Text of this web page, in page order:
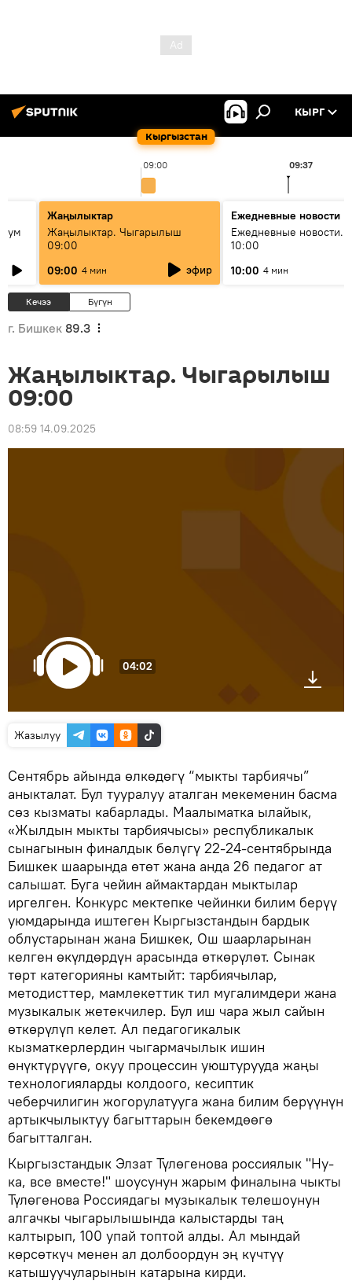
Кыргызстан
КЫРГ
09:00 09:37
Жаңылыктар
Жаңылыктар. Чыгарылыш
09:00
09:00 4 мин эфир
Ежедневные новости
Ежедневные новости.
10:00
10:00 4 мин
Кечээ Бүгүн
г. Бишкек 89.3
Жаңылыктар. Чыгарылыш
09:00
08:59 14.09.2025
04:02
Жазылуу
Сентябрь айында өлкөдөгү “мыкты тарбиячы”
аныкталат. Бул тууралуу аталган мекеменин басма
сөз кызматы кабарлады. Маалыматка ылайык,
«Жылдын мыкты тарбиячысы» республикалык
сынагынын финалдык бөлүгү 22-24-сентябрында
Бишкек шаарында өтөт жана анда 26 педагог ат
салышат. Буга чейин аймактардан мыктылар
иргелген. Конкурс мектепке чейинки билим берүү
уюмдарында иштеген Кыргызстандын бардык
облустарынан жана Бишкек, Ош шаарларынан
келген өкүлдөрдүн арасында өткөрүлөт. Сынак
төрт категорияны камтыйт: тарбиячылар,
методисттер, мамлекеттик тил мугалимдери жана
музыкалык жетекчилер. Бул иш чара жыл сайын
өткөрүлүп келет. Ал педагогикалык
кызматкерлердин чыгармачылык ишин
өнүктүрүүгө, окуу процессин уюштурууда жаңы
технологияларды колдоого, кесиптик
чеберчилигин жогорулатууга жана билим берүүнүн
артыкчылыктуу багыттарын бекемдөөгө
багытталган.
Кыргызстандык Элзат Түлөгенова россиялык "Ну-
ка, все вместе!" шоусунун жарым финалына чыкты
Түлөгенова Россиядагы музыкалык телешоунун
алгачкы чыгарылышында калыстарды таң
калтырып, 100 упай топтой алды. Ал мындай
көрсөткүч менен ал долбоордун эң күчтүү
катышуучуларынын катарына кирди.